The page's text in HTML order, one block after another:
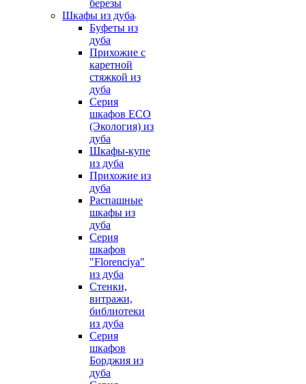
березы
Шкафы из дуба
Буфеты из
дуба
Прихожие с
каретной
стяжкой из
дуба
Серия
шкафов ECO
(Экология) из
дуба
Шкафы-купе
из дуба
Прихожие из
дуба
Распашные
шкафы из
дуба
Серия
шкафов
"Florenciya"
из дуба
Стенки,
витражи,
библиотеки
из дуба
Серия
шкафов
Борджия из
дуба